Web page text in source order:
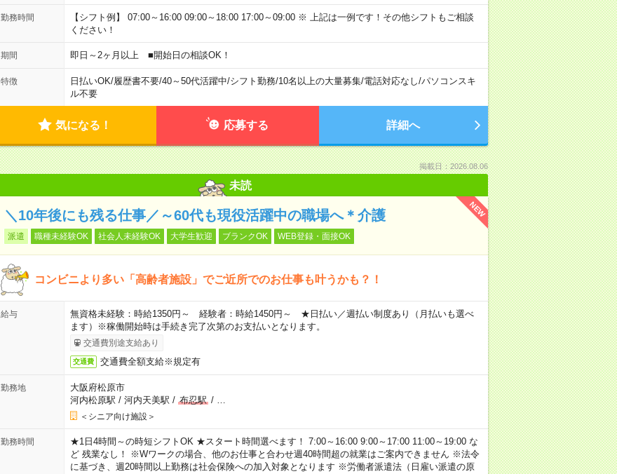
勤務時間
【シフト例】 07:00～16:00 09:00～18:00 17:00～09:00 ※ 上記は一例です！その他シフトもご相談
ください！
期間 即日～2ヶ月以上 ■開始日の相談OK！
特徴 日払いOK/履歴書不要/40～50代活躍中/シフト勤務/10名以上の大量募集/電話対応なし/パソコンスキ
ル不要
気になる！ 応募する 詳細へ
掲載日：2026.08.06
未読
NEW
＼10年後にも残る仕事／～60代も現役活躍中の職場へ＊介護
派遣 職種未経験OK 社会人未経験OK 大学生歓迎 ブランクOK WEB登録・面接OK
コンビニより多い「高齢者施設」でご近所でのお仕事も叶うかも？！
給与
無資格未経験：時給1350円～ 経験者：時給1450円～ ★日払い／週払い制度あり（月払いも選べ
ます）※稼働開始時は手続き完了次第のお支払いとなります。
交通費別途支給あり
交通費 交通費全額支給※規定有
勤務地
大阪府松原市
河内松原駅 / 河内天美駅 / 布忍駅/
＜シニア向け施設＞
勤務時間
★1日4時間～の時短シフトOK ★スタート時間選べます！ 7:00～16:00 9:00～17:00 11:00～19:00 な
ど 残業なし！ ※Wワークの場合、他のお仕事と合わせ週40時間超の就業はご案内できません ※法令
に基づき、週20時間以上勤務は社会保険への加入対象となります ※労働者派遣法（日雇い派遣の原